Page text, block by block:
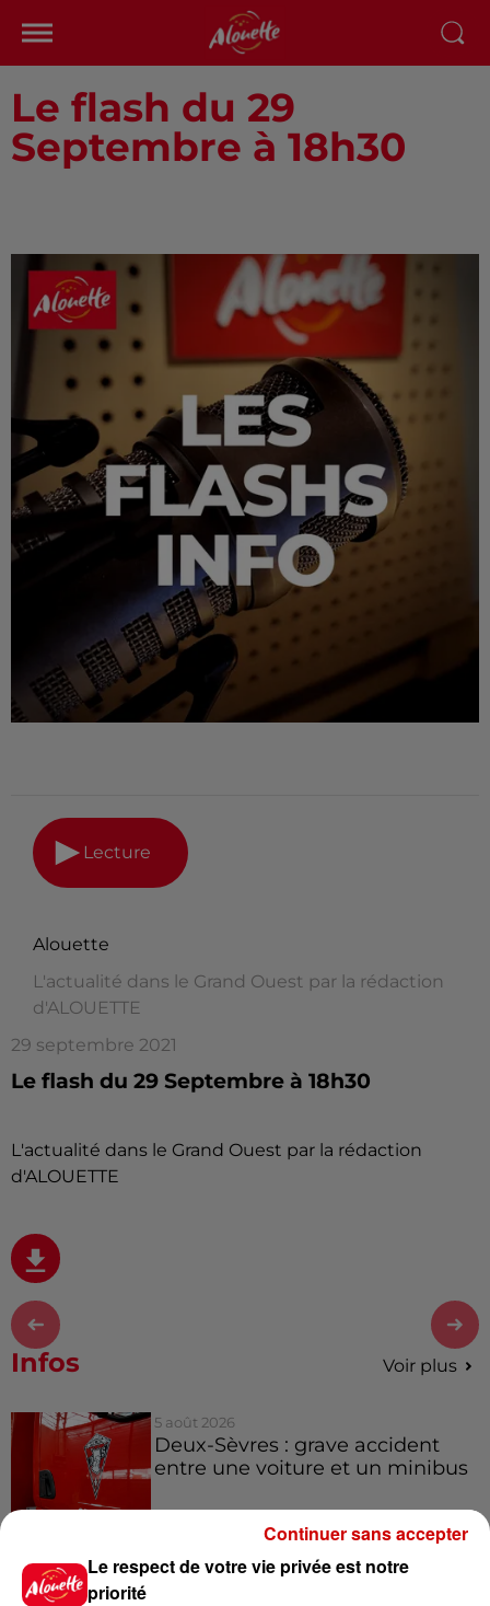
Le flash du 29
Septembre à 18h30
Lecture
Alouette
L'actualité dans le Grand Ouest par la rédaction
d'ALOUETTE
29 septembre 2021
Le flash du 29 Septembre à 18h30
L'actualité dans le Grand Ouest par la rédaction
d'ALOUETTE
Infos Voir plus
5 août 2026
Deux-Sèvres : grave accident
entre une voiture et un minibus
5 août 2026
Le respect de votre vie privée est notre
priorité
Continuer sans accepter